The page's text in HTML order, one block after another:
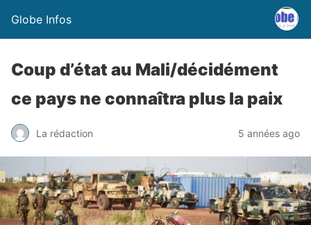
Globe Infos
Coup d’état au Mali/décidément
ce pays ne connaîtra plus la paix
La rédaction 5 années ago